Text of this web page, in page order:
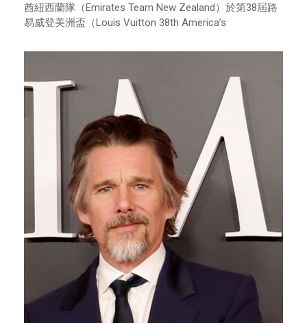
酋紐西蘭隊（Emirates Team New Zealand）於第38屆路
易威登美洲盃（Louis Vuitton 38th America’s